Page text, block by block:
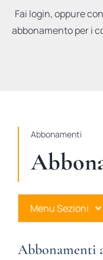
Fai login, oppure
abbonamento per i
Abbonamenti
Menu Sezioni
Abbonamenti